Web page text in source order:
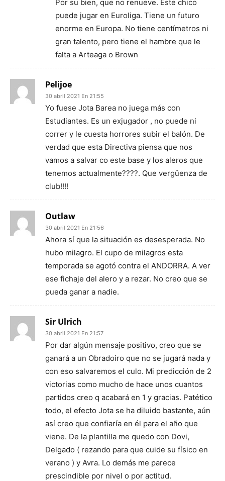
Por su bien, que no renueve. Este chico
puede jugar en Euroliga. Tiene un futuro
enorme en Europa. No tiene centímetros ni
gran talento, pero tiene el hambre que le
falta a Arteaga o Brown
Pelijoe
30 abril 2021 En 21:55
Yo fuese Jota Barea no juega más con
Estudiantes. Es un exjugador , no puede ni
correr y le cuesta horrores subir el balón. De
verdad que esta Directiva piensa que nos
vamos a salvar co este base y los aleros que
tenemos actualmente????. Que vergüenza de
club!!!!
Outlaw
30 abril 2021 En 21:56
Ahora sí que la situación es desesperada. No
hubo milagro. El cupo de milagros esta
temporada se agotó contra el ANDORRA. A ver
ese fichaje del alero y a rezar. No creo que se
pueda ganar a nadie.
Sir Ulrich
30 abril 2021 En 21:57
Por dar algún mensaje positivo, creo que se
ganará a un Obradoiro que no se jugará nada y
con eso salvaremos el culo. Mi predicción de 2
victorias como mucho de hace unos cuantos
partidos creo q acabará en 1 y gracias. Patético
todo, el efecto Jota se ha diluido bastante, aún
así creo que confiaría en él para el año que
viene. De la plantilla me quedo con Dovi,
Delgado ( rezando para que cuide su físico en
verano ) y Avra. Lo demás me parece
prescindible por nivel o por actitud.